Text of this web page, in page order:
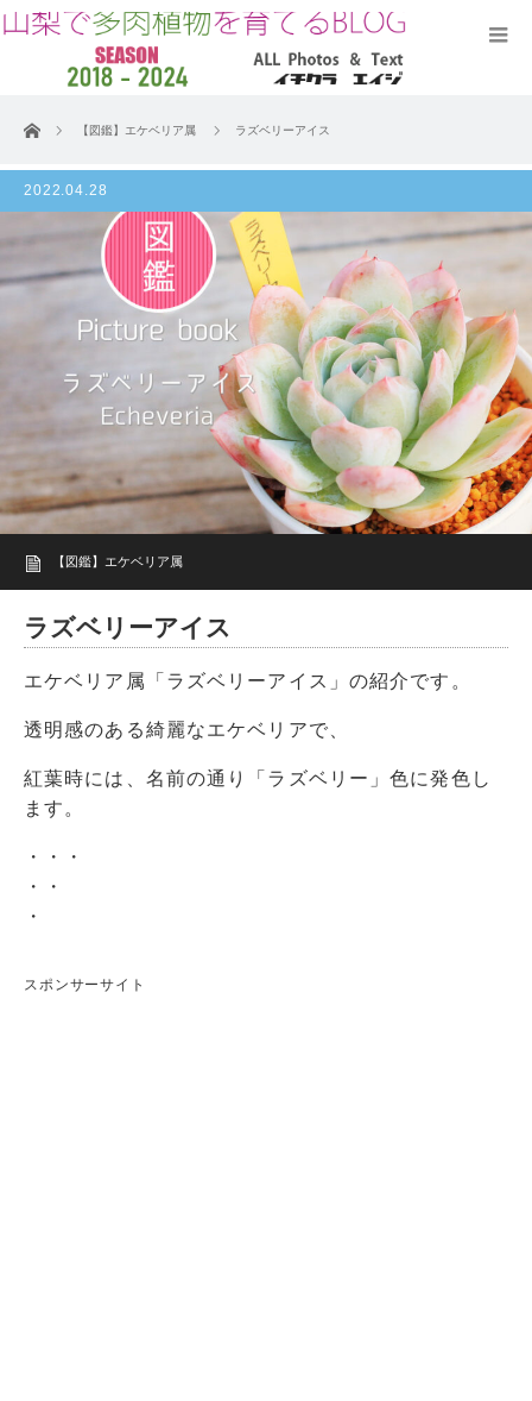
ホーム 【図鑑】エケベリア属 ラズベリーアイス
2022.04.28
【図鑑】エケベリア属
ラズベリーアイス
エケベリア属「ラズベリーアイス」の紹介です。
透明感のある綺麗なエケベリアで、
紅葉時には、名前の通り「ラズベリー」色に発色し
ます。
・・・
・・
・
スポンサーサイト